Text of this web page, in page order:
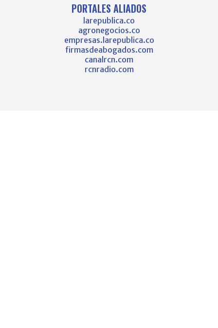
PORTALES ALIADOS
larepublica.co
agronegocios.co
empresas.larepublica.co
firmasdeabogados.com
canalrcn.com
rcnradio.com